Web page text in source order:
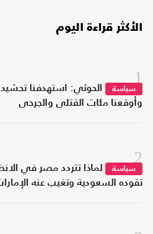
الأكثر قراءة اليوم
1
سياسة
الحوثي: استهدفنا
وأوقعنا مئات القتلى والجرحى
2
سياسة
لماذا تتردد مصر في
تقوده السعودية وتغيب عنه